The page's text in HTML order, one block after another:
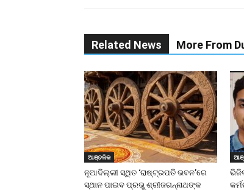
Related News More From
ଆଞ୍ଚଳିକ
ନୂଆଦିଲ୍ଲୀ ସ୍ଥିତ ‘ରାଷ୍ଟ୍ରପତି ଭବନ’ରେ
ସ୍ଥାନ ପାଇବ ପ୍ରଭୁ ଶ୍ରୀଜଗନ୍ନାଥଙ୍କ